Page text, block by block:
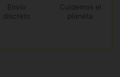
Envío
discreto
Cuidemos el
planeta